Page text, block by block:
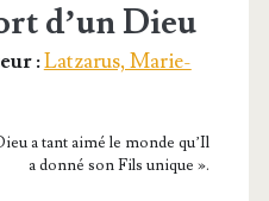
d’un Dieu
:Latzarus, Marie-
a tant aimé le monde qu’Il
a don­né son Fils unique ».